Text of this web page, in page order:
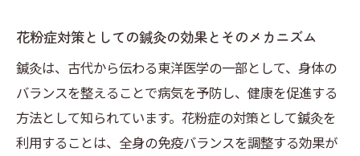
を受けるまで
大阪府での初めての鍼灸体験の流れと感想
花粉症対策として鍼灸を選ぶ理由
初心者でも安心して受けられる鍼灸施術
鍼灸体験の前に知っておきたいこと
花粉症対策としての鍼灸の効果とそのメカニズム
鍼灸は、古代から伝わる東洋医学の一部として、身体の
バランスを整えることで病気を予防し、健康を促進する
方法として知られています。花粉症の対策として鍼灸を
利用することは、全身の免疫バランスを調整する効果が